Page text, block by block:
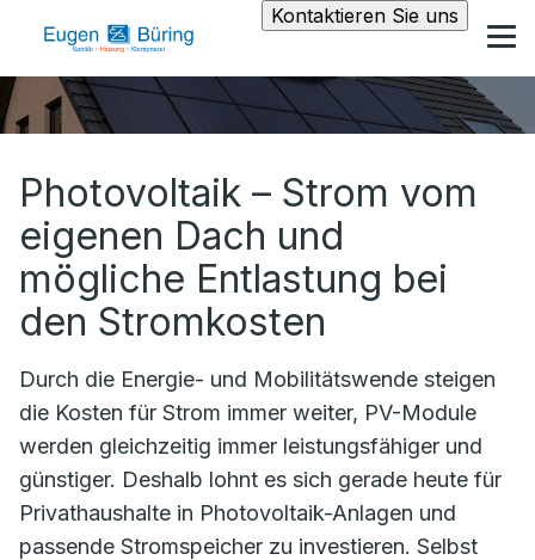
Kontaktieren Sie uns
Photovoltaik – Strom vom
eigenen Dach und
mögliche Entlastung bei
den Stromkosten
Durch die Energie- und Mobilitätswende steigen
die Kosten für Strom immer weiter, PV-Module
werden gleichzeitig immer leistungsfähiger und
günstiger. Deshalb lohnt es sich gerade heute für
Privathaushalte in Photovoltaik-Anlagen und
passende Stromspeicher zu investieren. Selbst